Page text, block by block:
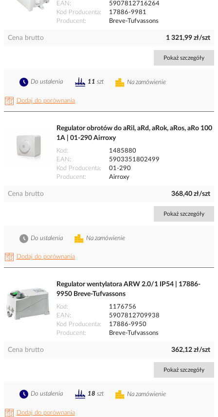
EAN
5907812716264
Kod Producenta
17886-9981
Producent
Breve-Tufvassons
Cena brutto 1 321,99 zł/szt
Pokaż szczegóły
Dodaj do porównania
Na zamówienie
Do ustalenia 11 szt
Regulator obrotów do aRil, aRd, aRok, aRos, aRo 100
1A | 01-290 Airroxy
Kod
1485880
EAN
5903351802499
Kod Producenta
01-290
Producent
Airroxy
Cena brutto 368,40 zł/szt
Pokaż szczegóły
Dodaj do porównania
Na zamówienie
Do ustalenia
Regulator wentylatora ARW 2.0/1 IP54 | 17886-
9950 Breve-Tufvassons
Kod
1176756
EAN
5907812709938
Kod Producenta
17886-9950
Producent
Breve-Tufvassons
Cena brutto 362,12 zł/szt
Pokaż szczegóły
Dodaj do porównania
Na zamówienie
Do ustalenia 18 szt